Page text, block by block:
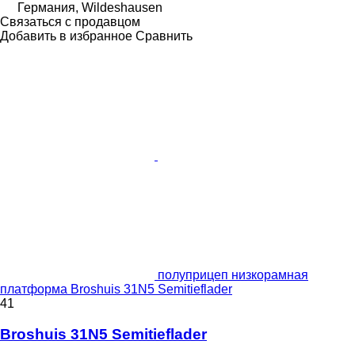
Германия, Wildeshausen
Связаться с продавцом
Добавить в избранное Сравнить
полуприцеп низкорамная
платформа Broshuis 31N5 Semitieflader
41
Broshuis 31N5 Semitieflader